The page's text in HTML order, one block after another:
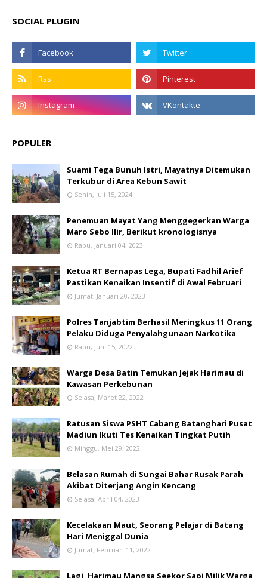
SOCIAL PLUGIN
POPULER
Suami Tega Bunuh Istri, Mayatnya Ditemukan
Terkubur di Area Kebun Sawit
Senin, Juli 15, 2024
Penemuan Mayat Yang Menggegerkan Warga
Maro Sebo Ilir, Berikut kronologisnya
Rabu, Januari 04, 2023
Ketua RT Bernapas Lega, Bupati Fadhil Arief
Pastikan Kenaikan Insentif di Awal Februari
Jumat, Januari 20, 2023
Polres Tanjabtim Berhasil Meringkus 11 Orang
Pelaku Diduga Penyalahgunaan Narkotika
Rabu, Juni 15, 2022
Warga Desa Batin Temukan Jejak Harimau di
Kawasan Perkebunan
Selasa, Maret 22, 2022
Ratusan Siswa PSHT Cabang Batanghari Pusat
Madiun Ikuti Tes Kenaikan Tingkat Putih
Minggu, Mei 29, 2022
Belasan Rumah di Sungai Bahar Rusak Parah
Akibat Diterjang Angin Kencang
Selasa, April 04, 2023
Kecelakaan Maut, Seorang Pelajar di Batang
Hari Meniggal Dunia
Jumat, Februari 11, 2022
Lagi, Harimau Mangsa Seekor Sapi Milik Warga